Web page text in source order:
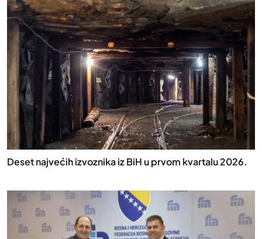
Deset najvećih izvoznika iz BiH u prvom kvartalu 2026.